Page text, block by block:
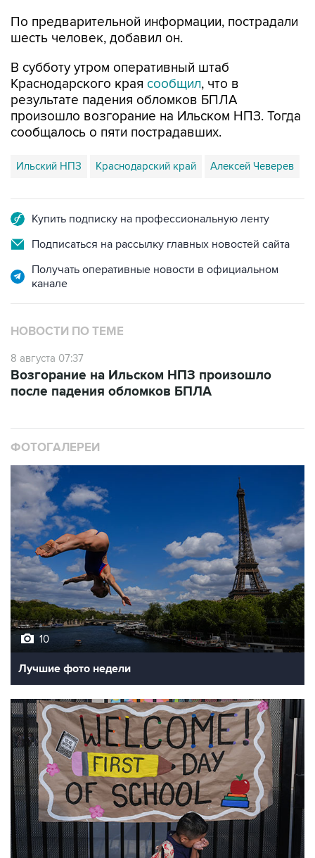
По предварительной информации, пострадали
шесть человек, добавил он.
В субботу утром оперативный штаб
Краснодарского края сообщил, что в
результате падения обломков БПЛА
произошло возгорание на Ильском НПЗ. Тогда
сообщалось о пяти пострадавших.
Ильский НПЗ Краснодарский край Алексей Чеверев
Купить подписку на профессиональную ленту
Подписаться на рассылку главных новостей сайта
Получать оперативные новости в официальном
канале
НОВОСТИ ПО ТЕМЕ
8 августа 07:37
Возгорание на Ильском НПЗ произошло
после падения обломков БПЛА
ФОТОГАЛЕРЕИ
10
Лучшие фото недели